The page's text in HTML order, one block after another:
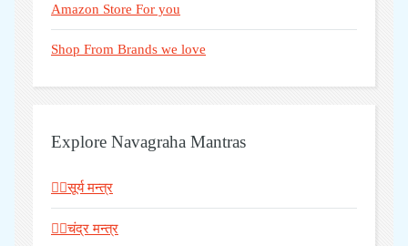
Amazon Store For you
Shop From Brands we love
Explore Navagraha Mantras
🧘‍♂️सूर्य मन्त्र
🧘‍♂️चंद्र मन्त्र